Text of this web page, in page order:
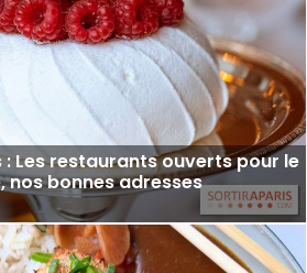
: Les restaurants ouverts pour le
nos bonnes adresses